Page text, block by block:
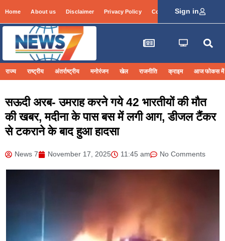
Home About us Disclaimer Privacy Policy Contact Info Login
Sign in
राज्य राष्ट्रीय अंतर्राष्ट्रीय मनोरंजन खेल राजनीति क्राइम आज फोकस में
सऊदी अरब- उमराह करने गये 42 भारतीयों की मौत
की खबर, मदीना के पास बस में लगी आग, डीजल टैंकर
से टकराने के बाद हुआ हादसा
News 7 November 17, 2025 11:45 am No Comments